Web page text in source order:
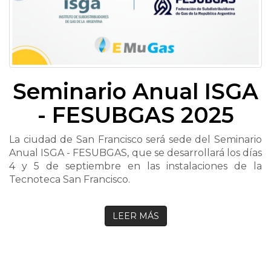
Seminario Anual ISGA
- FESUBGAS 2025
La ciudad de San Francisco será sede del Seminario
Anual ISGA - FESUBGAS, que se desarrollará los días
4 y 5 de septiembre en las instalaciones de la
Tecnoteca San Francisco.
LEER MÁS